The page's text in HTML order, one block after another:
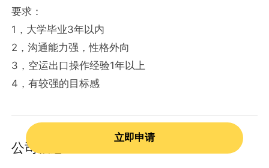
要求：
1，大学毕业3年以内
2，沟通能力强，性格外向
3，空运出口操作经验1年以上
4，有较强的目标感
公司信息
立即申请